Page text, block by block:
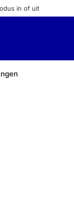
in of uit